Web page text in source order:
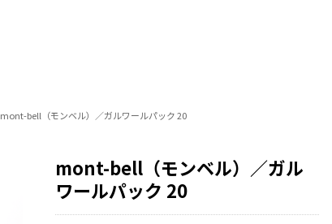
mont-bell（モンベル）／ガルワールパック 20
mont-bell（モンベル）／ガル
ワールパック 20